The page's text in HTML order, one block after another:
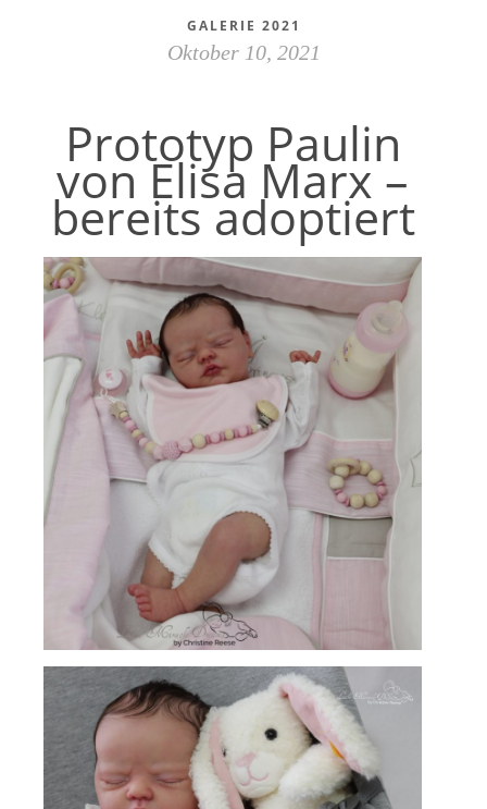
GALERIE 2021
Oktober 10, 2021
Prototyp Paulin
von Elisa Marx –
bereits adoptiert